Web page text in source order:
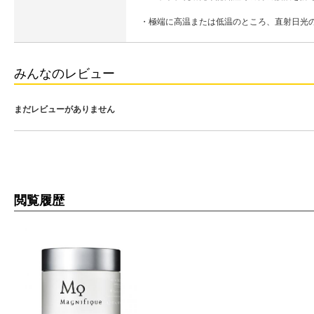
・極端に高温または低温のところ、直射日光
みんなのレビュー
まだレビューがありません
閲覧履歴